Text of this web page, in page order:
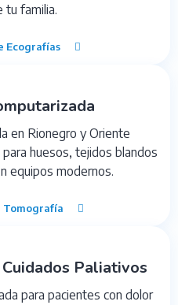
tu familia.
Ecografías
en Rionegro y Oriente
huesos, tejidos blandos
equipos modernos.
Tomografía
Paliativos
para pacientes con dolor